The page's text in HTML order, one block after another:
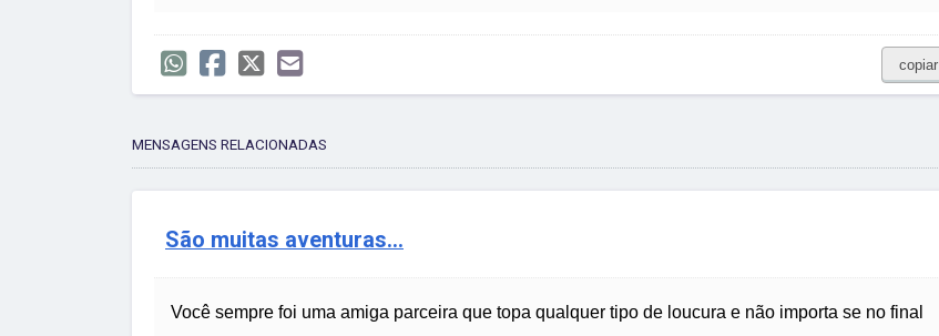
copiar
MENSAGENS RELACIONADAS
São muitas aventuras...
Você sempre foi uma amiga parceira que topa qualquer tipo de loucura e não importa se no final